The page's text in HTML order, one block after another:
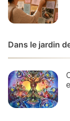
Dans le jardin